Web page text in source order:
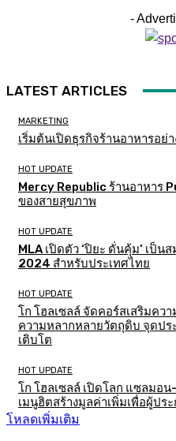
-
LATEST ARTICLES
MARKETING
เริ่มต้นเปิดธุรกิจร้านอาหารอย่
HOT UPDATE
Mercy Republic ร้านอาหาร
ของสายสุขภาพ
HOT UPDATE
MLA เปิดตัว ‘ปิยะ ดั่นคุ้ม’ เป็
2024 สำหรับประเทศไทย
HOT UPDATE
โก โฮลเซลล์ จัดคอร์สเสริมค
ความหลากหลายวัตถุดิบ จุดป
เติบโต
HOT UPDATE
โก โฮลเซลล์ เปิดโลก แซลมอ
เมนูฮิตสร้างมูลค่าเพิ่มเพื่อผู้ปร
โหลดเพิ่มเติม